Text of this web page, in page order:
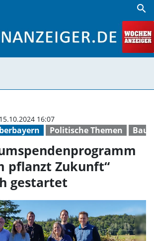
search
Politische Themen
16:07
pflanzt Zukunft“
gestartet